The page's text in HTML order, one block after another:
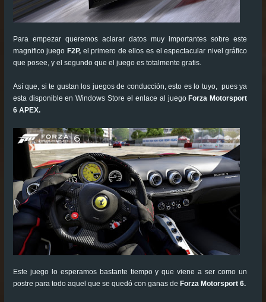
Para empezar queremos aclarar datos muy importantes sobre este
magnifico juego F2P,el primero de ellos es el espectacular nivel gráfico
que posee, y el segundo que el juego es totalmente gratis.
Así que, si te gustan los juegos de conducción, esto es lo tuyo, pues ya
esta disponible en Windows Store el enlace al juego Forza Motorsport
6 APEX.
Este juego lo esperamos bastante tiempo y que viene a ser como un
postre para todo aquel que se quedó con ganas de Forza Motorsport 6.